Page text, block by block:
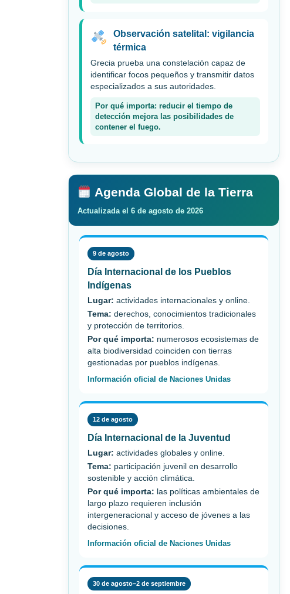
Observación satelital: vigilancia
térmica
Grecia prueba una constelación capaz de
identificar focos pequeños y transmitir datos
especializados a sus autoridades.
Por qué importa: reducir el tiempo de
detección mejora las posibilidades de
contener el fuego.
Agenda Global de la Tierra
Actualizada el 6 de agosto de 2026
9 de agosto
Día Internacional de los Pueblos
Indígenas
Lugar: actividades internacionales y online.
Tema: derechos, conocimientos tradicionales
y protección de territorios.
Por qué importa: numerosos ecosistemas de
alta biodiversidad coinciden con tierras
gestionadas por pueblos indígenas.
Información oficial de Naciones Unidas
12 de agosto
Día Internacional de la Juventud
Lugar: actividades globales y online.
Tema: participación juvenil en desarrollo
sostenible y acción climática.
Por qué importa: las políticas ambientales de
largo plazo requieren inclusión
intergeneracional y acceso de jóvenes a las
decisiones.
Información oficial de Naciones Unidas
30 de agosto–2 de septiembre